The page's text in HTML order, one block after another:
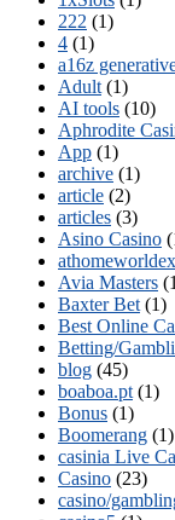
222 (1)
4 (1)
a16z
Adult (1)
AI tools (10)
Aphrodite
App (1)
archive (1)
article (2)
articles (3)
Asino Casino
Avia Masters
Baxter Bet (1)
Best Online
Betting/
blog (45)
boaboa.pt (1)
Bonus (1)
Boomerang (1)
casinia Live
Casino (23)
casino/